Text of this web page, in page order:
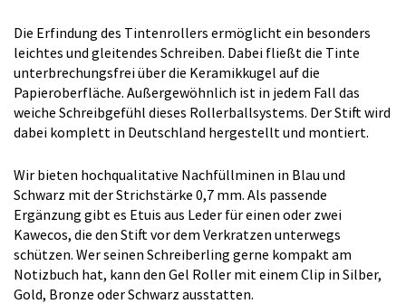
Die Erfindung des Tintenrollers ermöglicht ein besonders
leichtes und gleitendes Schreiben. Dabei fließt die Tinte
unterbrechungsfrei über die Keramikkugel auf die
Papieroberfläche. Außergewöhnlich ist in jedem Fall das
weiche Schreibgefühl dieses Rollerballsystems. Der Stift wird
dabei komplett in Deutschland hergestellt und montiert.
Wir bieten hochqualitative Nachfüllminen in Blau und
Schwarz mit der Strichstärke 0,7 mm. Als passende
Ergänzung gibt es Etuis aus Leder für einen oder zwei
Kawecos, die den Stift vor dem Verkratzen unterwegs
schützen. Wer seinen Schreiberling gerne kompakt am
Notizbuch hat, kann den Gel Roller mit einem Clip in Silber,
Gold, Bronze oder Schwarz ausstatten.